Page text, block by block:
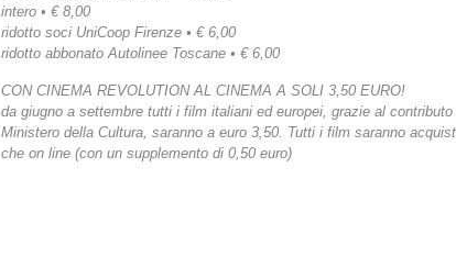
intero • € 8,00
ridotto soci UniCoop Firenze • € 6,00
ridotto abbonato Autolinee Toscane • € 6,00
CON CINEMA REVOLUTION AL CINEMA A SOLI 3,50 EURO!
da giugno a settembre tutti i film italiani ed europei, grazie al
Ministero della Cultura, saranno a euro 3,50. Tutti i film saranno
che on line (con un supplemento di 0,50 euro)